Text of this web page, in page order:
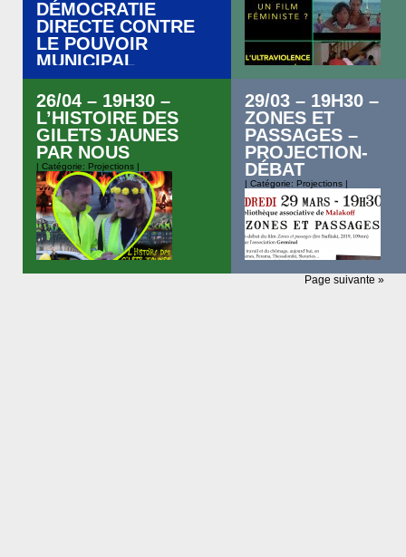
DÉMOCRATIE
DIRECTE CONTRE
LE POUVOIR
MUNICIPAL
26/04 – 19H30 –
L’HISTOIRE DES
GILETS JAUNES
PAR NOUS
| Catégorie: Projections |
29/03 – 19H30 –
ZONES ET
PASSAGES –
PROJECTION-
DÉBAT
| Catégorie: Projections |
Page suivante »